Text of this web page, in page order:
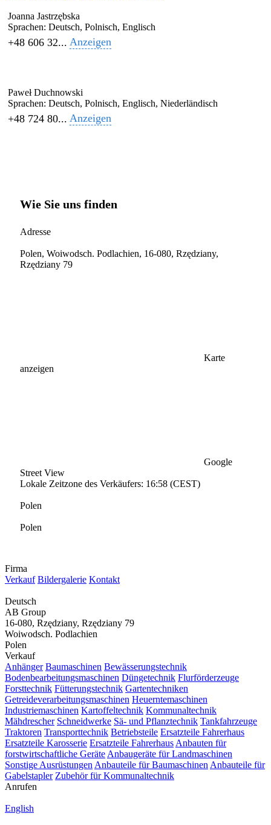
Joanna Jastrzębska
Sprachen: Deutsch, Polnisch, Englisch
+48 606 32... Anzeigen
Paweł Duchnowski
Sprachen: Deutsch, Polnisch, Englisch, Niederländisch
+48 724 80... Anzeigen
Wie Sie uns finden
Adresse
Polen, Woiwodsch. Podlachien, 16-080, Rzędziany,
Rzędziany 79
Karte
anzeigen
Google
Street View
Lokale Zeitzone des Verkäufers: 16:58 (CEST)
Polen
Polen
Firma
Verkauf Bildergalerie Kontakt
Deutsch
AB Group
16-080, Rzędziany, Rzędziany 79
Woiwodsch. Podlachien
Polen
Verkauf
Anhänger Baumaschinen Bewässerungstechnik
Bodenbearbeitungsmaschinen Düngetechnik Flurförderzeuge
Forsttechnik Fütterungstechnik Gartentechniken
Getreideverarbeitungsmaschinen Heuerntemaschinen
Industriemaschinen Kartoffeltechnik Kommunaltechnik
Mähdrescher Schneidwerke Sä- und Pflanztechnik Tankfahrzeuge
Traktoren Transporttechnik Betriebsteile Ersatzteile Fahrerhaus
Ersatzteile Karosserie Ersatzteile Fahrerhaus Anbauten für
forstwirtschaftliche Geräte Anbaugeräte für Landmaschinen
Sonstige Ausrüstungen Anbauteile für Baumaschinen Anbauteile für
Gabelstapler Zubehör für Kommunaltechnik
Anrufen
English